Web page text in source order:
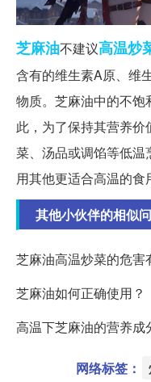
芝麻油不建议高温炒
含有的维生素A原、维
物质。芝麻油中的不
此，为了保持其营养
菜、汤品或调馅等低
用其他更适合高温的食
其他小伙伴的相似
芝麻油高温炒菜的危害
芝麻油如何正确使用？
高温下芝麻油的营养成
网络标签：